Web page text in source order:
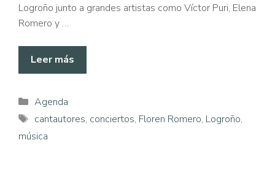
Logroño junto a grandes artistas como Víctor Puri, Elena
Romero y …
Leer más
Categorías
Agenda
Etiquetas
cantautores, conciertos, Floren Romero, Logroño,
música